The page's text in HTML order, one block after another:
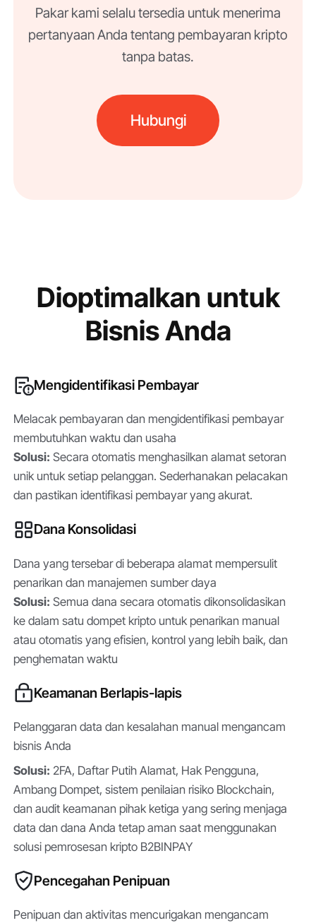
Pakar kami selalu tersedia untuk menerima
pertanyaan Anda tentang pembayaran kripto
tanpa batas.
Hubungi
Dioptimalkan untuk
Bisnis Anda
Mengidentifikasi Pembayar
Melacak pembayaran dan mengidentifikasi pembayar
membutuhkan waktu dan usaha
Solusi: Secara otomatis menghasilkan alamat setoran
unik untuk setiap pelanggan. Sederhanakan pelacakan
dan pastikan identifikasi pembayar yang akurat.
Dana Konsolidasi
Dana yang tersebar di beberapa alamat mempersulit
penarikan dan manajemen sumber daya
Solusi: Semua dana secara otomatis dikonsolidasikan
ke dalam satu dompet kripto untuk penarikan manual
atau otomatis yang efisien, kontrol yang lebih baik, dan
penghematan waktu
Keamanan Berlapis-lapis
Pelanggaran data dan kesalahan manual mengancam
bisnis Anda
Solusi: 2FA, Daftar Putih Alamat, Hak Pengguna,
Ambang Dompet, sistem penilaian risiko Blockchain,
dan audit keamanan pihak ketiga yang sering menjaga
data dan dana Anda tetap aman saat menggunakan
solusi pemrosesan kripto B2BINPAY
Pencegahan Penipuan
Penipuan dan aktivitas mencurigakan mengancam